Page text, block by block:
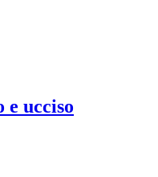
ucciso